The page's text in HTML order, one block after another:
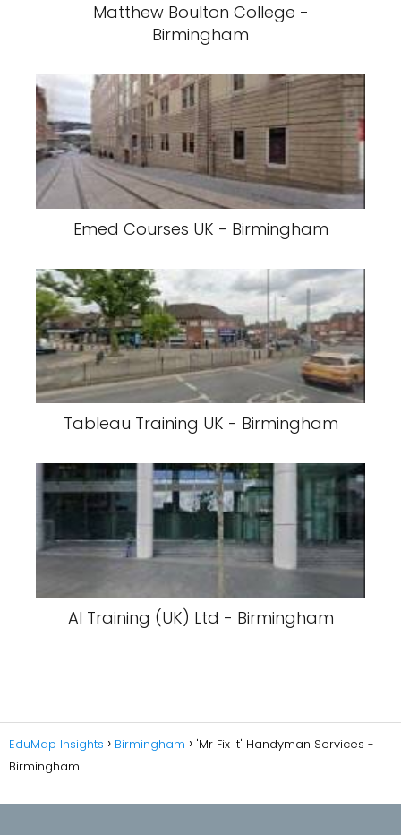
Matthew Boulton College -
Birmingham
Emed Courses UK - Birmingham
Tableau Training UK - Birmingham
AI Training (UK) Ltd - Birmingham
EduMap Insights Birmingham
'Mr Fix It' Handyman Services -
Birmingham